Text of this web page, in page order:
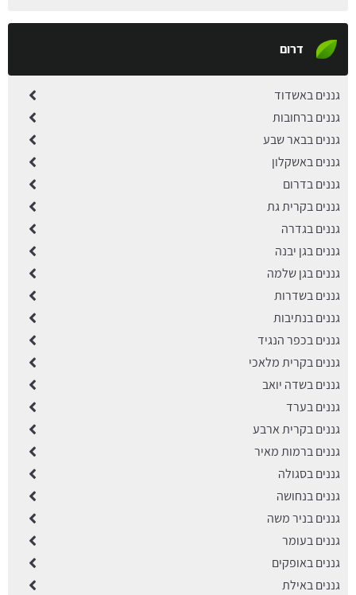
דרום
גננים באשדוד
גננים ברחובות
גננים בבאר שבע
גננים באשקלון
גננים בדרום
גננים בקרית גת
גננים בגדרה
גננים בגן יבנה
גננים בגן שלמה
גננים בשדרות
גננים בנתיבות
גננים בכפר הנגיד
גננים בקרית מלאכי
גננים בשדה יואב
גננים בערד
גננים בקרית ארבע
גננים ברמות מאיר
גננים בסגולה
גננים בנחושה
גננים בניר משה
גננים בעומר
גננים באופקים
גננים באילת